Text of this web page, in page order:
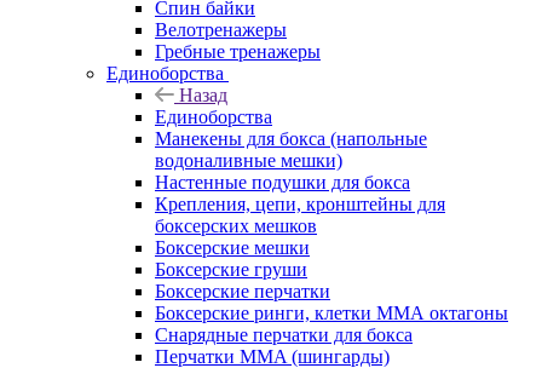
Спин байки
Велотренажеры
Гребные тренажеры
Единоборства
Назад
Единоборства
Манекены для бокса (напольные
водоналивные мешки)
Настенные подушки для бокса
Крепления, цепи, кронштейны для
боксерских мешков
Боксерские мешки
Боксерские груши
Боксерские перчатки
Боксерские ринги, клетки ММА октагоны
Снарядные перчатки для бокса
Перчатки MMA (шингарды)